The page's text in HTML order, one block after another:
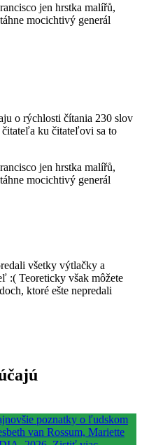
jen hrstka malířů,
mocichtivý generál
o rýchlosti čítania 230 slov
ku čitateľovi sa to
jen hrstka malířů,
mocichtivý generál
všetky výtlačky a
:( Teoreticky však môžete
ktoré ešte nepredali